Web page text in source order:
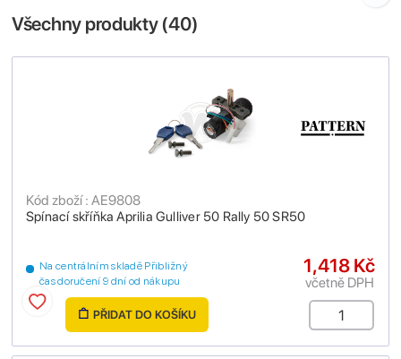
Všechny produkty (40)
Spínací skříňka Aprilia Gulliver 50 Rally 50 SR50
Kód zboží : AE9808
Na centrálním skladě Přibližný
čas doručení 9 dní od nákupu
1,418 Kč
včetně DPH
PŘIDAT DO KOŠÍKU